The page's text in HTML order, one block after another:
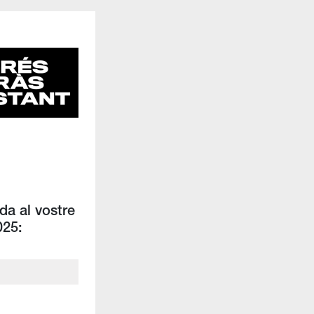
al vostre